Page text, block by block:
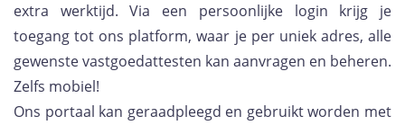
extra werktijd. Via een persoonlijke login krijg je
toegang tot ons platform, waar je per uniek adres, alle
gewenste vastgoedattesten kan aanvragen en beheren.
Zelfs mobiel!
Ons portaal kan geraadpleegd en gebruikt worden met